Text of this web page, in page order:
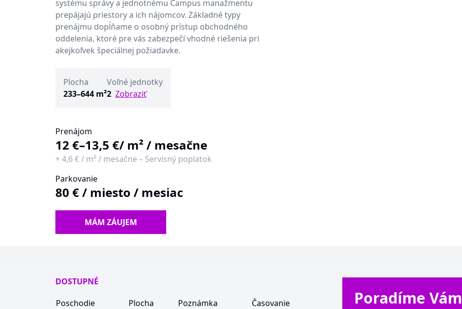
systému správy a jednotnému Campus manažmentu
prepájajú priestory a ich nájomcov. Základné typy
prenájmu dopĺňame o osobný prístup obchodného
oddelenia, ktoré pre vás zabezpečí vhodné riešenia pri
akejkoľvek špeciálnej požiadavke.
Plocha
233–644 m²
Voľné jednotky
2 Zobraziť
Prenájom
12 €–13,5 €/ m² / mesačne
+4,6 €/ m² / mesačne – Servisný poplatok
Parkovanie
80 €/ miesto / mesiac
MÁM ZÁUJEM
DOSTUPNÉ
Poschodie
Plocha Poznámka
Časovanie
Poradíme Vám